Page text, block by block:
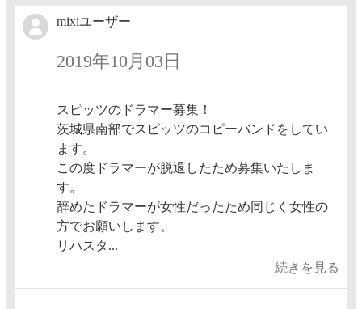
mixiユーザー
2019年10月03日
スピッツのドラマー募集！
茨城県南部でスピッツのコピーバンドをしてい
ます。
この度ドラマーが脱退したため募集いたしま
す。
辞めたドラマーが女性だったため同じく女性の
方でお願いします。
リハスタ...
続きを見る